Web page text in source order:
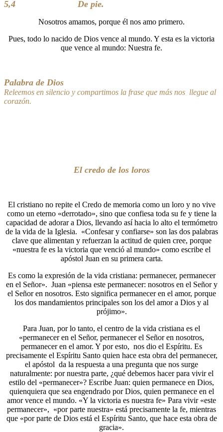
5,4 De pie.
Nosotros amamos, porque él nos amo primero.
Pues, todo lo nacido de Dios vence al mundo. Y esta es la victoria
que vence al mundo: Nuestra fe.
Palabra de Dios
Releemos en silencio y compartimos la frase que más nos llegue al
corazón.
El credo de los loros
El cristiano no repite el Credo de memoria como un loro y no vive
como un eterno «derrotado», sino que confiesa toda su fe y tiene la
capacidad de adorar a Dios, llevando así hacia lo alto el termómetro
de la vida de la Iglesia. «Confesar y confiarse» son las dos palabras
clave que alimentan y refuerzan la actitud de quien cree, porque
«nuestra fe es la victoria que venció al mundo» como escribe el
apóstol Juan en su primera carta.
Es como la expresión de la vida cristiana: permanecer, permanecer
en el Señor». Juan «piensa este permanecer: nosotros en el Señor y
el Señor en nosotros. Esto significa permanecer en el amor, porque
los dos mandamientos principales son los del amor a Dios y al
prójimo».
Para Juan, por lo tanto, el centro de la vida cristiana es el
«permanecer en el Señor, permanecer el Señor en nosotros,
permanecer en el amor. Y por esto, nos dio el Espíritu. Es
precisamente el Espíritu Santo quien hace esta obra del permanecer,
el apóstol da la respuesta a una pregunta que nos surge
naturalmente: por nuestra parte, ¿qué debemos hacer para vivir el
estilo del «permanecer»? Escribe Juan: quien permanece en Dios,
quienquiera que sea engendrado por Dios, quien permanece en el
amor vence el mundo. «Y la victoria es nuestra fe» Para vivir «este
permanecer», «por parte nuestra» está precisamente la fe, mientras
que «por parte de Dios está el Espíritu Santo, que hace esta obra de
gracia».